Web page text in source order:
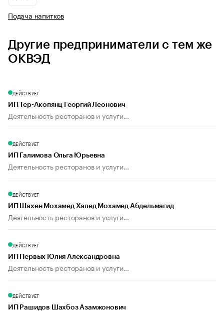
Подача напитков
Другие предприниматели с тем же
ОКВЭД
ДЕЙСТВУЕТ
ИП Тер-Акопянц Георгий Леонович
Деятельность ресторанов и услуги...
ДЕЙСТВУЕТ
ИП Галимова Ольга Юрьевна
Деятельность ресторанов и услуги...
ДЕЙСТВУЕТ
ИП Шахен Мохамед Халед Мохамед Абдельмагид
Деятельность ресторанов и услуги...
ДЕЙСТВУЕТ
ИП Первых Юлия Александровна
Деятельность ресторанов и услуги...
ДЕЙСТВУЕТ
ИП Рашидов Шахбоз Азамжонович